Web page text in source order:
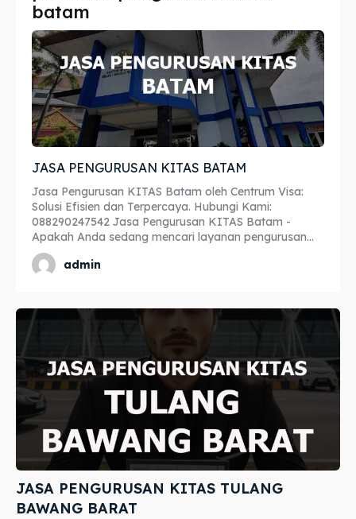
Legalisir
Apostille
Penerjemah
Asuransi
Blog
Legalisir
Apostille
Penerjemah
Asuransi
Blog
batam
JASA PENGURUSAN KITAS BATAM
Jasa Pengurusan KITAS Batam oleh Centrum Visa:
Solusi Efisien dan Terpercaya. Hubungi Kami:
088290247542 Jasa Pengurusan KITAS Batam -
Apakah Anda sedang mencari layanan pengurusan...
admin
JASA PENGURUSAN KITAS TULANG
BAWANG BARAT